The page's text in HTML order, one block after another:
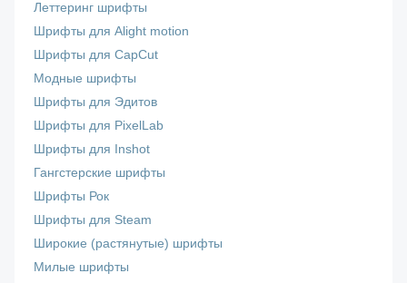
Леттеринг шрифты
Шрифты для Alight motion
Шрифты для CapCut
Модные шрифты
Шрифты для Эдитов
Шрифты для PixelLab
Шрифты для Inshot
Гангстерские шрифты
Шрифты Рок
Шрифты для Steam
Широкие (растянутые) шрифты
Милые шрифты